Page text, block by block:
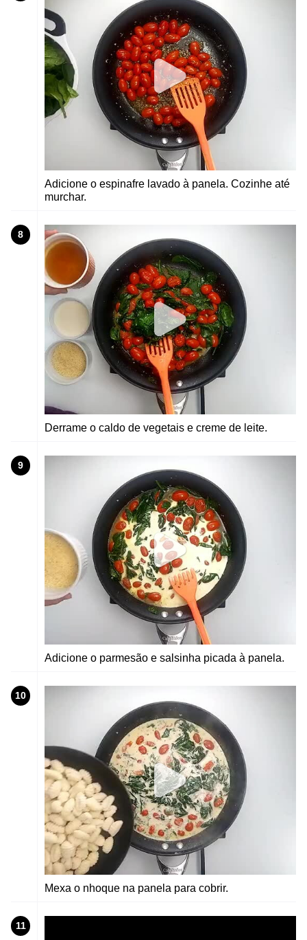
Adicione o espinafre lavado à panela. Cozinhe até
murchar.
8
Derrame o caldo de vegetais e creme de leite.
9
Adicione o parmesão e salsinha picada à panela.
10
Mexa o nhoque na panela para cobrir.
11